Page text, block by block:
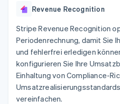
Optimierung der
Autorisierungsraten
Link
Beschleunigter
Bezahlvorgang
Financial
Connections
Verbundene
Finanzdaten
Nach Branche
KI-
Creator
Gaming
Bewirtung,
Freizeit
Medien und
Unterhaltung
Stablecoin-
geht´s
Bereitstellung
Verwaltung
Diensten mit
Ressourcen
Kontakt
Sales-Team
kontaktieren
Partner
Revenue Recognition
Stripe Revenue Recognition
Periodenrechnung, damit Sie
und fehlerfrei erledigen
konfigurieren Sie Ihre
Einhaltung von Compliance-
Umsatzrealisierungsstandards
vereinfachen.